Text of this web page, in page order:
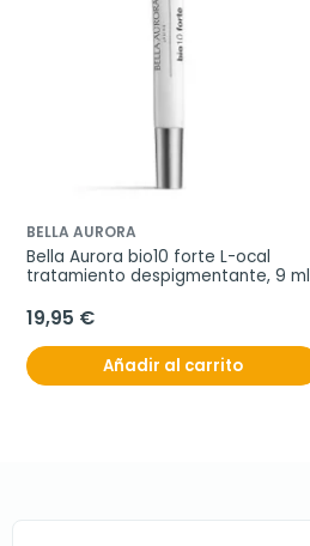
BELLA AURORA
Bella Aurora bio10 forte L-ocal
tratamiento despigmentante, 9 ml
19,95 €
Añadir al carrito